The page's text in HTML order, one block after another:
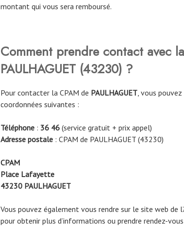
montant qui vous sera remboursé.
Comment prendre contact avec
PAULHAGUET (43230) ?
Pour contacter la CPAM de PAULHAGUET, vous
coordonnées suivantes :
Téléphone : 36 46 (service gratuit + prix appel)
Adresse postale : CPAM de PAULHAGUET (43230)
CPAM
Place Lafayette
43230 PAULHAGUET
Vous pouvez également vous rendre sur le site web de
pour obtenir plus d’informations ou prendre rendez-